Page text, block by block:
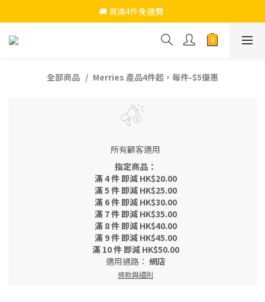
🚚 買滿4件免運費
🚚 買滿4件免運費
仲可以去HerePrice加購超抵貨品
全部商品
Merries 產品4件起，每件-$5優惠
所有顧客適用
指定商品：
滿 4 件 即減 HK$20.00
滿 5 件 即減 HK$25.00
滿 6 件 即減 HK$30.00
滿 7 件 即減 HK$35.00
滿 8 件 即減 HK$40.00
滿 9 件 即減 HK$45.00
滿 10 件 即減 HK$50.00
適用通路： 網店
條款與細則